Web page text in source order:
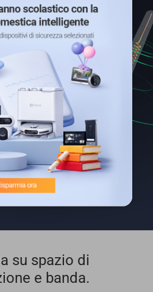
su spazio di
e banda.